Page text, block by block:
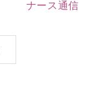
ナース通信